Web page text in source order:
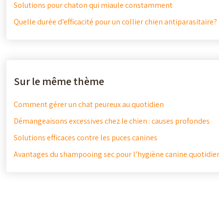
Solutions pour chaton qui miaule constamment
Quelle durée d’efficacité pour un collier chien antiparasitaire?
Sur le même thème
Comment gérer un chat peureux au quotidien
Démangeaisons excessives chez le chien : causes profondes
Solutions efficaces contre les puces canines
Avantages du shampooing sec pour l’hygiène canine